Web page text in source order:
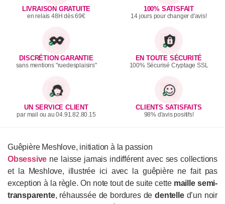
LIVRAISON GRATUITE
en relais 48H dès 69€
100% SATISFAIT
14 jours pour changer d'avis!
DISCRÉTION GARANTIE
sans mentions "ruedesplaisirs"
EN TOUTE SÉCURITÉ
100% Sécurisé Cryptage SSL
UN SERVICE CLIENT
par mail ou au 04.91.82.80.15
CLIENTS SATISFAITS
98% d'avis positifs!
Guêpière Meshlove, initiation à la passion
Obsessive ne laisse jamais indifférent avec ses collections
et la Meshlove, illustrée ici avec la guêpière ne fait pas
exception à la règle. On note tout de suite cette maille semi-
transparente, réhaussée de bordures dedentelle d’un noir